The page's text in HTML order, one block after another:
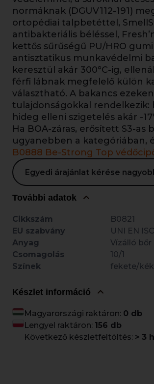
normáknak (DGUV112-191)
ortopédiai talpbetéttel,
antibakteriális béléssel,
kettős sűrűségű PU/HRO
antisztatikus munkavédelmi
keresztül akár 300°C-ig,
férfi lábnak megfelelő külön
választható. A bakancs
tulajdonságokkal rendelkezik:
hideg elleni szigetelés akár -
Ha BOA-záras, erősített S3-as
ugyanebben a kategóriában,
B0888 Be-Strong Top
Egyedi árajánlat kérése
További adatok
Cikkszám
B0821
EU szabvány
UNI EN
Anyag
Vízálló bőr
Csomagolás
10/1
Színek
fekete/kék
Készlet információ
Magyarországi raktáron: 0 db
Lengyel raktáron: 156 db
Következő készletfeltöltés: > 3